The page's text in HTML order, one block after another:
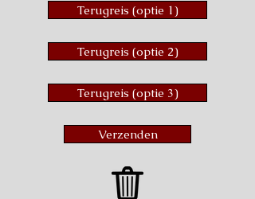
Terugreis (optie 1)
Terugreis (optie 2)
Terugreis (optie 3)
Verzenden